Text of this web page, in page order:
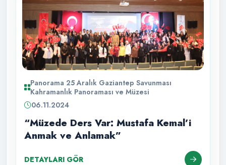
Panorama 25 Aralık Gaziantep Savunması
Kahramanlık Panoraması ve Müzesi
06.11.2024
“Müzede Ders Var: Mustafa Kemal’i
Anmak ve Anlamak”
DETAYLARI GÖR